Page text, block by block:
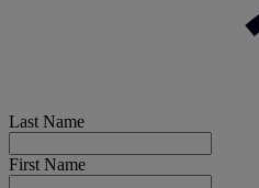
Last Name
First Name